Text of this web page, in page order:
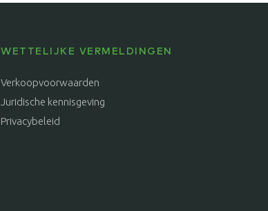
WETTELIJKE VERMELDINGEN
Verkoopvoorwaarden
Juridische kennisgeving
Privacybeleid